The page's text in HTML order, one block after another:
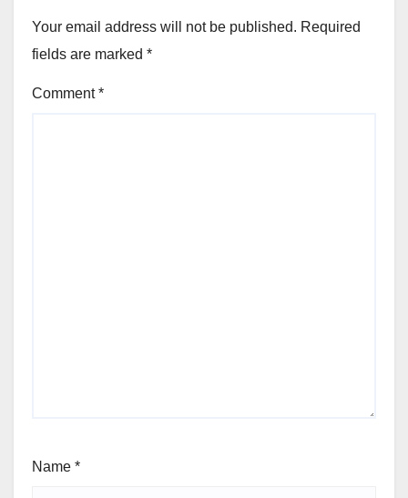
Your email address will not be published. Required
fields are marked *
Comment*
Name *